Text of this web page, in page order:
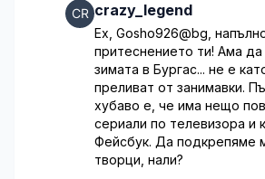
crazy_legend
Ех, Gosho926@bg,
притеснението ти! Ама да
зимата в Бургас... не е
преливат от занимавки.
хубаво е, че има нещо
сериали по телевизора и
Фейсбук. Да подкрепяме
творци, нали?